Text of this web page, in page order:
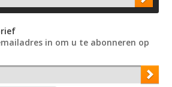
in om u te abonneren op